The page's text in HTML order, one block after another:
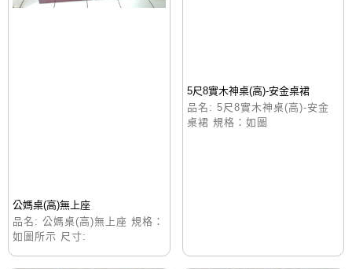
公媽桌(高)無上座
品名: 公媽桌(高)無上座 規格：
如圖所示 尺寸:
5尺8實木神桌(高)-安金桌裙
品名: 5尺8實木神桌(高)-安金
桌裙 規格：如圖